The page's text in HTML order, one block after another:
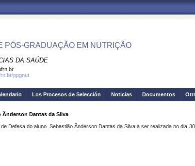
PÓS-GRADUAÇÃO EM NUTRIÇÃO
DA SAÚDE
ppgnut
Los Procesos de Selección Noticias Documentos
Ânderson Dantas da Silva
Defesa do aluno Sebastião Ânderson Dantas da Silva a ser realizada no dia 30